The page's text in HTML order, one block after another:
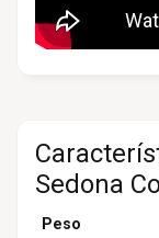
Sedona
Peso